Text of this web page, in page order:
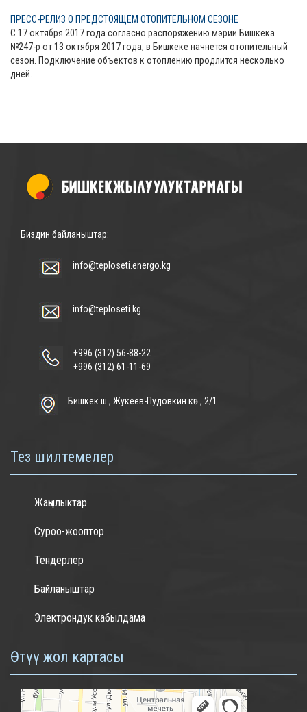
ПРЕСС-РЕЛИЗ О ПРЕДСТОЯЩЕМ ОТОПИТЕЛЬНОМ СЕЗОНЕ
С 17 октября 2017 года согласно распоряжению мэрии Бишкека
№247-р от 13 октября 2017 года, в Бишкеке начнется отопительный
сезон. Подключение объектов к отоплению продлится несколько
дней.
Биздин байланыштар:
info@teploseti.energo.kg
info@teploseti.kg
+996 (312) 56-88-22
+996 (312) 61-11-69
Бишкек ш., Жукеев-Пудовкин көч., 2/1
Тез шилтемелер
Жаңылыктар
Суроо-жооптор
Тендерлер
Байланыштар
Электрондук кабылдама
Өтүү жол картасы